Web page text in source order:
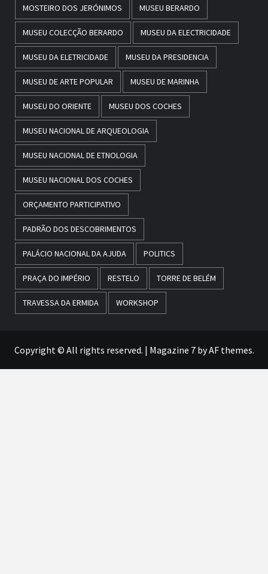
MOSTEIRO DOS JERÓNIMOS MUSEU BERARDO
MUSEU COLECÇÃO BERARDO MUSEU DA ELECTRICIDADE
MUSEU DA ELETRICIDADE MUSEU DA PRESIDENCIA
MUSEU DE ARTE POPULAR MUSEU DE MARINHA
MUSEU DO ORIENTE MUSEU DOS COCHES
MUSEU NACIONAL DE ARQUEOLOGIA
MUSEU NACIONAL DE ETNOLOGIA
MUSEU NACIONAL DOS COCHES
ORÇAMENTO PARTICIPATIVO
PADRÃO DOS DESCOBRIMENTOS
PALÁCIO NACIONAL DA AJUDA POLITICS
PRAÇA DO IMPÉRIO RESTELO TORRE DE BELÉM
TRAVESSA DA ERMIDA WORKSHOP
Copyright © All rights reserved. | Magazine 7by AF themes.